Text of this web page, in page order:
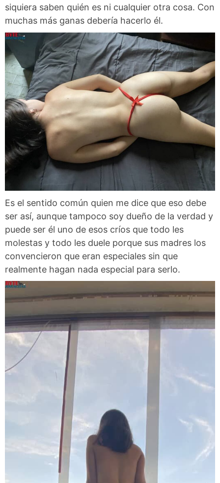
siquiera saben quién es ni cualquier otra cosa. Con
muchas más ganas debería hacerlo él.
Es el sentido común quien me dice que eso debe
ser así, aunque tampoco soy dueño de la verdad y
puede ser él uno de esos críos que todo les
molestas y todo les duele porque sus madres los
convencieron que eran especiales sin que
realmente hagan nada especial para serlo.